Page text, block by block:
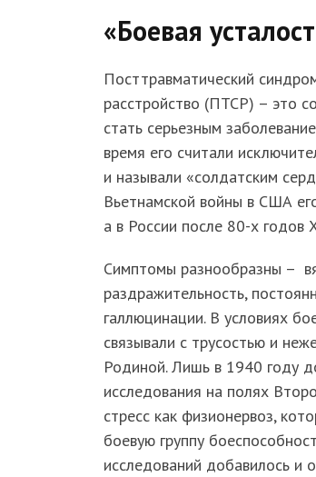
«Боевая
Посттравматический
расстройство (ПТСР) – это
стать серьезным
время его считали
и называли «солдатским
Вьетнамской войны в США
а в России после 80-х годов
Симптомы разнообразны –
раздражительность,
галлюцинации. В условиях
связывали с трусостью и
Родиной. Лишь в 1940 году
исследования на полях
стресс как физионервоз,
боевую группу
исследований добавилось и